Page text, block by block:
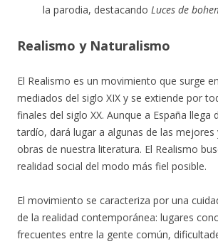
la parodia, destacando Luces de
Realismo y Naturalismo
El Realismo es un movimiento que surge
mediados del siglo XIX y se extiende por
finales del siglo XX. Aunque a España llega
tardío, dará lugar a algunas de las mejores
obras de nuestra literatura. El Realismo
realidad social del modo más fiel posible.
El movimiento se caracteriza por una
de la realidad contemporánea: lugares
frecuentes entre la gente común,